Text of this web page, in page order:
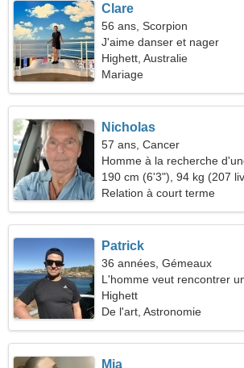
Clare
56 ans, Scorpion
J'aime danser et nager
Highett, Australie
Mariage
Nicholas
57 ans, Cancer
Homme à la recherche
190 cm (6'3"), 94 kg (207
Relation à court terme
Patrick
36 années, Gémeaux
L'homme veut rencontrer
Highett
De l'art, Astronomie
Mia